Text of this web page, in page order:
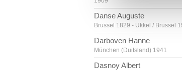
Danse Auguste
Brussel 1829 - Ukkel / Brussel
Darboven Hanne
München (Duitsland) 1941
Dasnoy Albert